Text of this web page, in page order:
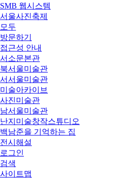
SMB 웹시스템
서울사진축제
모두
방문하기
접근성 안내
서소문본관
북서울미술관
서서울미술관
미술아카이브
사진미술관
남서울미술관
난지미술창작스튜디오
백남준을 기억하는 집
전시해설
로그인
검색
사이트맵